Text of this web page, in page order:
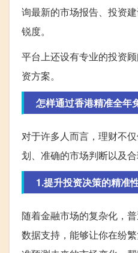
询最新的市场报告、投资
锐度。
平台上还设有专业的投资
资方案。
怎样通过香港精准全年
对于许多人而言，理财不
划、准确的市场判断以及
1.提升投资决策的精准
随着金融市场的复杂化，
数据支持，能够让你在纷